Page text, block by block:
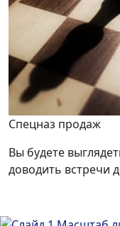
Спецназ продаж
Вы будете
доводить встречи